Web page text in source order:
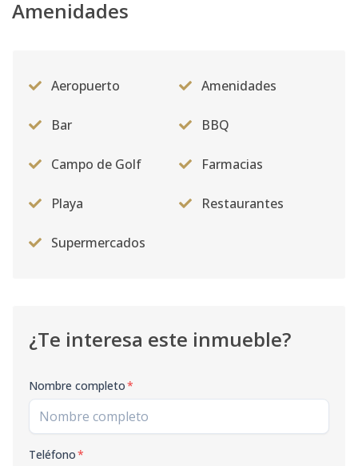
Amenidades
Aeropuerto Amenidades
Bar BBQ
Campo de Golf Farmacias
Playa Restaurantes
Supermercados
¿Te interesa este inmueble?
Nombre completo*
Teléfono*